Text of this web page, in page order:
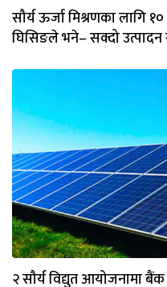
सौर्य ऊर्जा मिश्रणका लागि
घिसिङले भने– सक्दो उत्पादन
२ सौर्य विद्युत आयोजनामा